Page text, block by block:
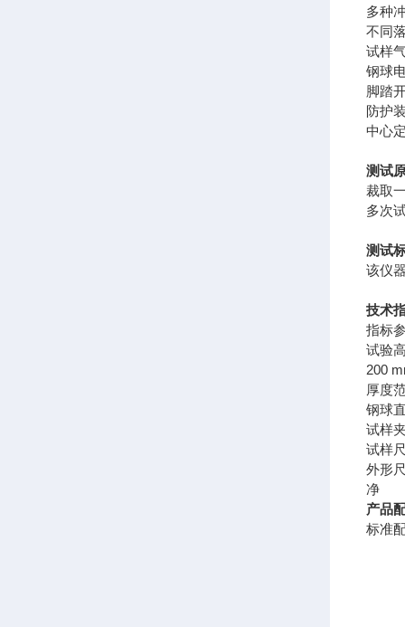
多种
不同
试样
钢球
脚踏
防护
中心
测试
裁取
多次
测试
该仪
技术
指标
试验
200
厚度
钢球
试样
试样
外形
净
产品
标准